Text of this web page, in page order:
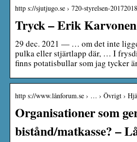
http s://sjutjugo.se › 720-styrelsen-
Tryck – Erik
29 dec. 2021 — … om det inte
pulka eller stjärtlapp där, … I
finns potatisbullar som jag tycker
http s://www.lånforum.se › … › Övrigt ›
Organisationer som
bistånd/matkasse? –